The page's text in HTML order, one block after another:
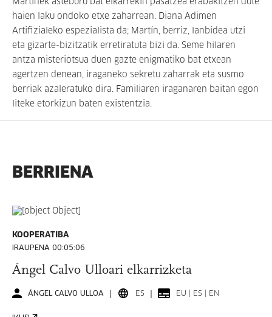
Martinek asteburu bat elkarrekin pasatzea erabakitzen dute
haien laku ondoko etxe zaharrean. Diana Adimen
Artifizialeko espezialista da; Martín, berriz, lanbidea utzi
eta gizarte-bizitzatik erretiratuta bizi da. Seme hilaren
antza misteriotsua duen gazte enigmatiko bat etxean
agertzen denean, iraganeko sekretu zaharrak eta susmo
berriak azaleratuko dira. Familiaren iraganaren baitan egon
liteke etorkizun baten existentzia.
BERRIENA
KOOPERATIBA
IRAUPENA 00:05:06
Ángel Calvo Ulloari elkarrizketa
ÁNGEL CALVO ULLOA ES EU | ES | EN